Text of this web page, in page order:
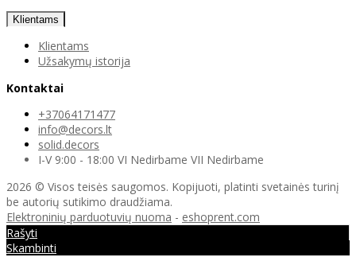
Klientams
Klientams
Užsakymų istorija
Kontaktai
+37064171477
info@decors.lt
solid.decors
I-V 9:00 - 18:00 VI Nedirbame VII Nedirbame
2026 © Visos teisės saugomos. Kopijuoti, platinti svetainės turinį
be autorių sutikimo draudžiama.
Elektroninių parduotuvių nuoma - eshoprent.com
Rašyti
Skambinti